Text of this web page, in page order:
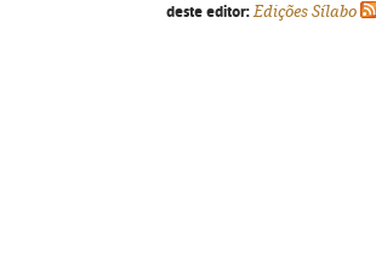
deste editor: Edições Sílabo